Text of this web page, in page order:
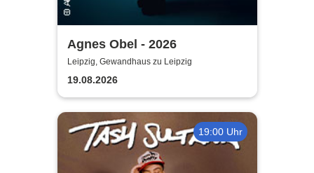
Agnes Obel - 2026
Leipzig, Gewandhaus zu Leipzig
19.08.2026
19:00 Uhr